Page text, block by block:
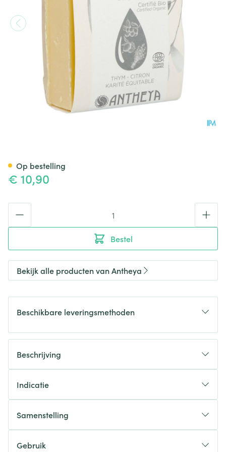
€ 10,90
Bestel
Op bestelling
Bekijk alle producten van Antheya
Beschikbare leveringsmethoden
Beschrijving
Indicatie
Samenstelling
Gebruik